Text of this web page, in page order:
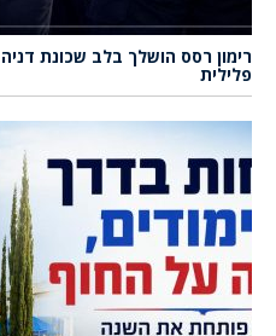
רימון רסס הושלך בלב שכונת
פלילית